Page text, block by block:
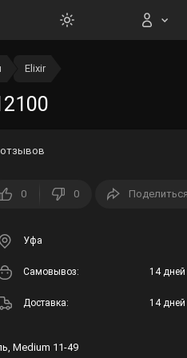
Elixir
0 0 Поделиться
Уфа
Cамовывоз: 14 дней
Доставка: 14 дней
Medium 11-49